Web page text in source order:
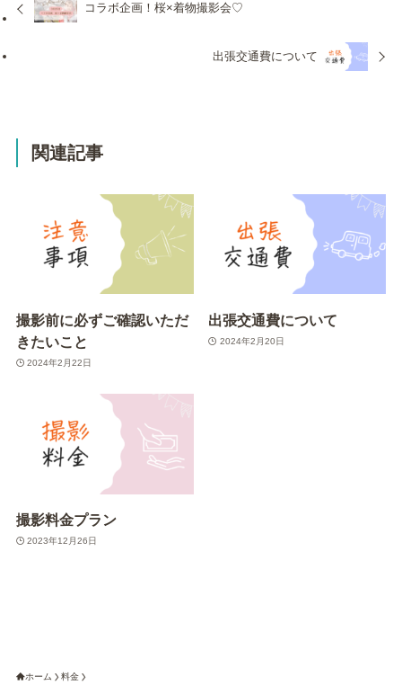
コラボ企画！桜×着物撮影会♡
出張交通費について
関連記事
撮影前に必ずご確認いただ
きたいこと
2024年2月22日
出張交通費について
2024年2月20日
撮影料金プラン
2023年12月26日
ホーム 料金